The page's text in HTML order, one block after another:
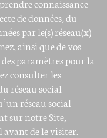
de données, du
par le(s) réseau(x)
ainsi que de vos
paramètres pour la
consulter les
réseau social
réseau social
sur notre Site,
de le visiter.